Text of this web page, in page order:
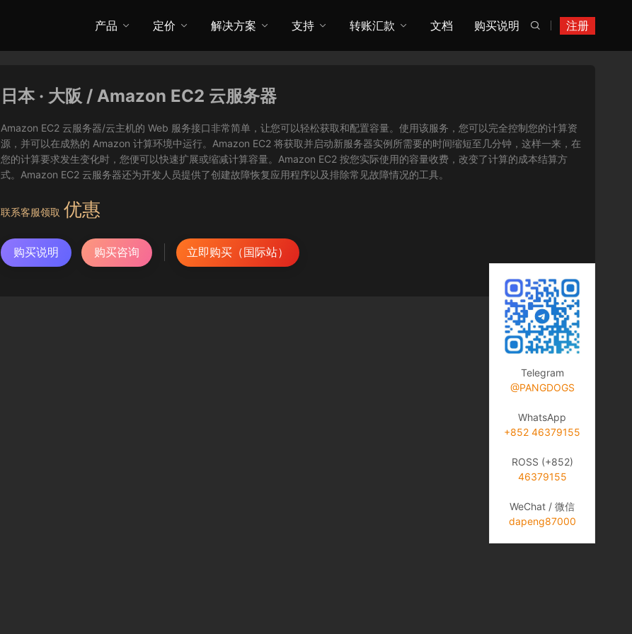
注册

产品 定价 解决方案 支持 转账汇款 文档 购买说明
日本 · 大阪 / Amazon EC2 云服务器
Amazon EC2 云服务器/云主机的 Web 服务接口非常简单，让您可以轻松获取和配置容量。使用该服务，您可以完全控制您的计算资
源，并可以在成熟的 Amazon 计算环境中运行。Amazon EC2 将获取并启动新服务器实例所需要的时间缩短至几分钟，这样一来，在
您的计算要求发生变化时，您便可以快速扩展或缩减计算容量。Amazon EC2 按您实际使用的容量收费，改变了计算的成本结算方
式。Amazon EC2 云服务器还为开发人员提供了创建故障恢复应用程序以及排除常见故障情况的工具。
联系客服领取 优惠
购买说明 购买咨询 立即购买（国际站）
Telegram
@PANGDOGS
WhatsApp
+852 46379155
ROSS (+852)
46379155
WeChat / 微信
dapeng87000